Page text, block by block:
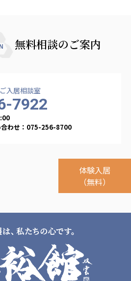
関東福祉専門学校
イアーレッズメディカルスポ
応援隊
会社アジアメデカ元気事業団
ニティ放送
無料相談のご案内
入居相談室
7922
合わせ：075-256-8700
体験入居
（無料）